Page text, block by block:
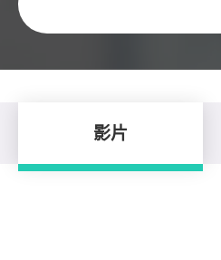
影片